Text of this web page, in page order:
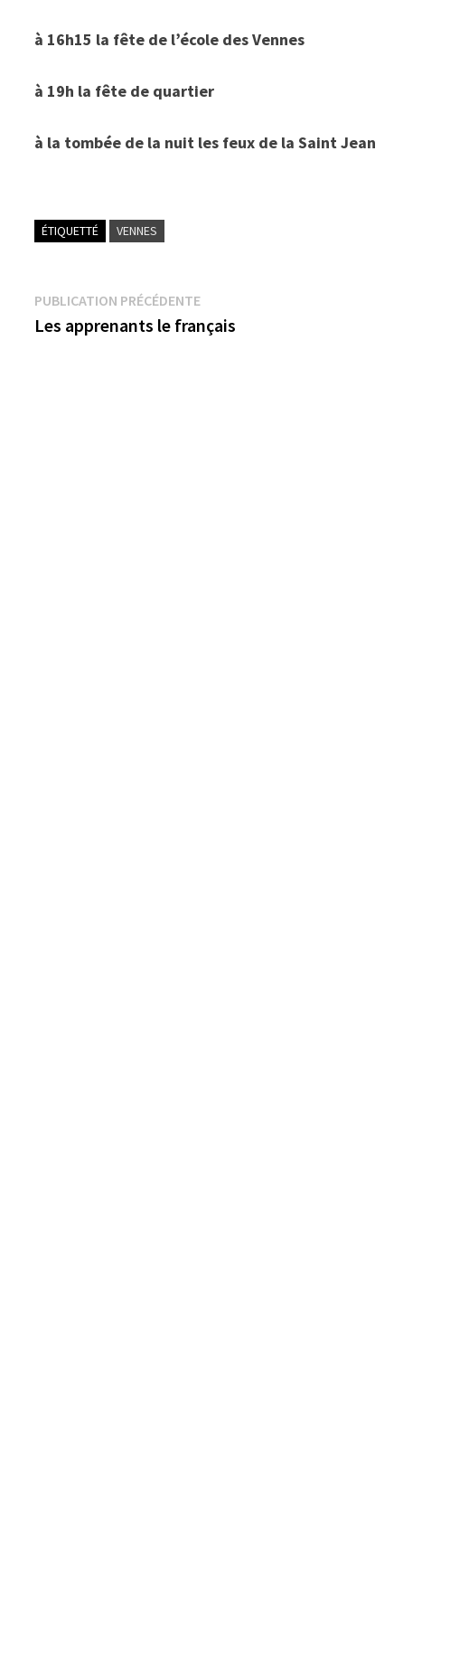
à 16h15 la fête de l’école des Vennes
à 19h la fête de quartier
à la tombée de la nuit les feux de la Saint Jean
ÉTIQUETTÉ VENNES
Navigation
de
PUBLICATION PRÉCÉDENTEPublication
précédente :
Les apprenants le français